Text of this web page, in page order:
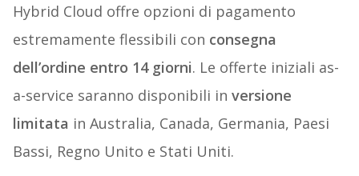
Hybrid Cloud offre opzioni di pagamento
estremamente flessibili con consegna
dell’ordine entro 14 giorni. Le offerte iniziali as-
a-service saranno disponibili in versione
limitata in Australia, Canada, Germania, Paesi
Bassi, Regno Unito e Stati Uniti.